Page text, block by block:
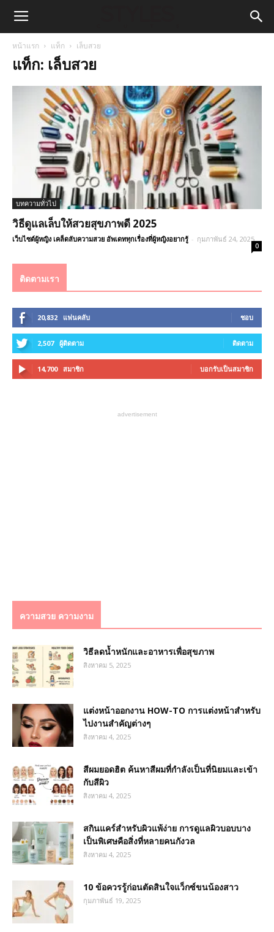
หน้าแรก แท็ก เล็บสวย
แท็ก: เล็บสวย
บทความทั่วไป
วิธีดูแลเล็บให้สวยสุขภาพดี 2025
เว็บไซต์ผู้หญิง เคล็ดลับความสวย อัพเดททุกเรื่องที่ผู้หญิงอยากรู้ - กุมภาพันธ์ 24, 2025
0
ติดตามเรา
20,832 แฟนคลับ ชอบ
2,507 ผู้ติดตาม ติดตาม
14,700 สมาชิก บอกรับเป็นสมาชิก
advertisement
ความสวย ความงาม
วิธีลดน้ำหนักและอาหารเพื่อสุขภาพ
สิงหาคม 5, 2025
แต่งหน้าออกงาน HOW-TO การแต่งหน้าสำหรับ
ไปงานสำคัญต่างๆ
สิงหาคม 4, 2025
สีผมยอดฮิต ค้นหาสีผมที่กำลังเป็นที่นิยมและเข้า
กับสีผิว
สิงหาคม 4, 2025
สกินแคร์สำหรับผิวแพ้ง่าย การดูแลผิวบอบบาง
เป็นพิเศษคือสิ่งที่หลายคนกังวล
สิงหาคม 4, 2025
10 ข้อควรรู้ก่อนตัดสินใจแว็กซ์ขนน้องสาว
กุมภาพันธ์ 19, 2025